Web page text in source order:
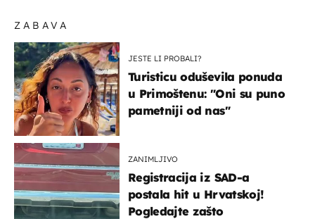
ZABAVA
JESTE LI PROBALI?
Turisticu oduševila ponuda
u Primoštenu: "Oni su puno
pametniji od nas"
ZANIMLJIVO
Registracija iz SAD-a
postala hit u Hrvatskoj!
Pogledajte zašto